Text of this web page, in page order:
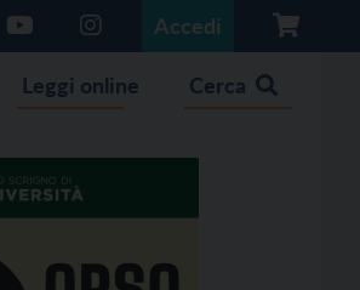
Accedi
Leggi online Cerca